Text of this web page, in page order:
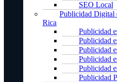
SEO Local
Publicidad Digital
Rica
Publicidad
Publicidad
Publicidad
Publicidad
Publicidad
Publicidad